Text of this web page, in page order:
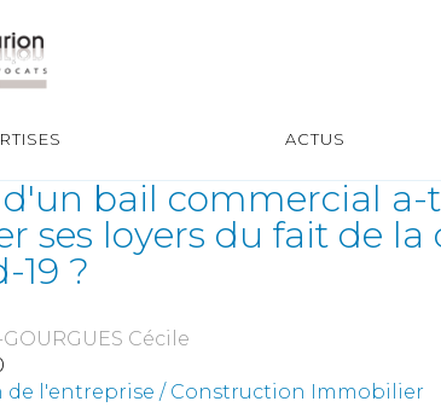
ACTUS
d'un bail commercial
ses loyers du fait de la
19 ?
Cécile
de l'entreprise / Construction Immobilier